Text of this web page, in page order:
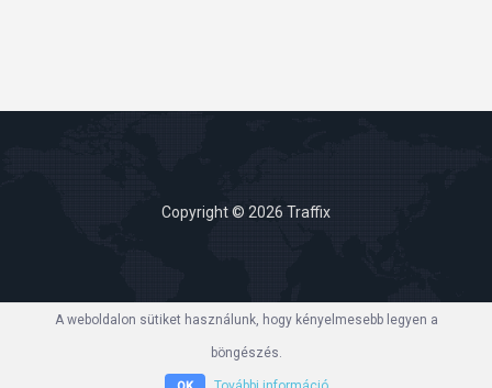
Copyright © 2026 Traffix
A weboldalon sütiket használunk, hogy kényelmesebb legyen a
böngészés.